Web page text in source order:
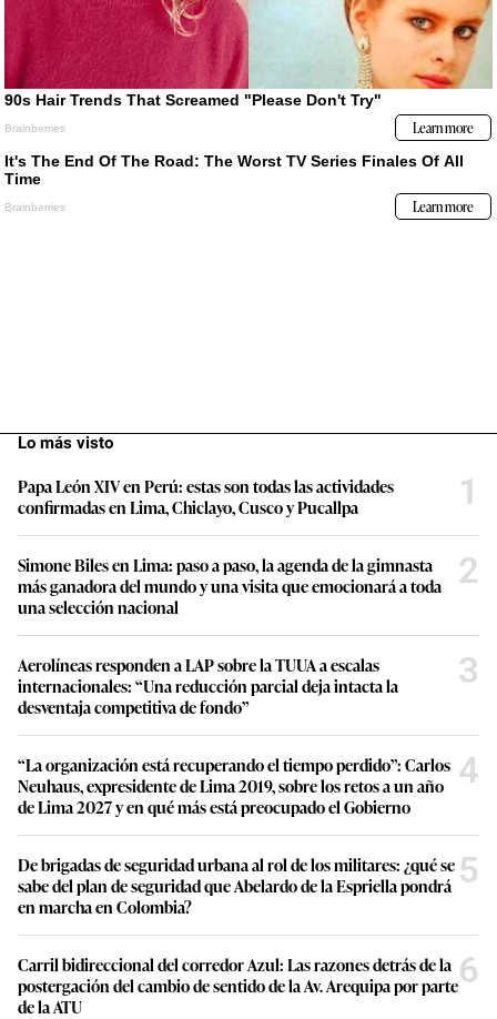
Lo más visto
Papa León XIV en Perú: estas son todas las actividades
confirmadas en Lima, Chiclayo, Cusco y Pucallpa
1
Simone Biles en Lima: paso a paso, la agenda de la gimnasta
más ganadora del mundo y una visita que emocionará a toda
una selección nacional
2
Aerolíneas responden a LAP sobre la TUUA a escalas
internacionales: “Una reducción parcial deja intacta la
desventaja competitiva de fondo”
3
“La organización está recuperando el tiempo perdido”: Carlos
Neuhaus, expresidente de Lima 2019, sobre los retos a un año
de Lima 2027 y en qué más está preocupado el Gobierno
4
De brigadas de seguridad urbana al rol de los militares: ¿qué se
sabe del plan de seguridad que Abelardo de la Espriella pondrá
en marcha en Colombia?
5
Carril bidireccional del corredor Azul: Las razones detrás de la
postergación del cambio de sentido de la Av. Arequipa por parte
de la ATU
6